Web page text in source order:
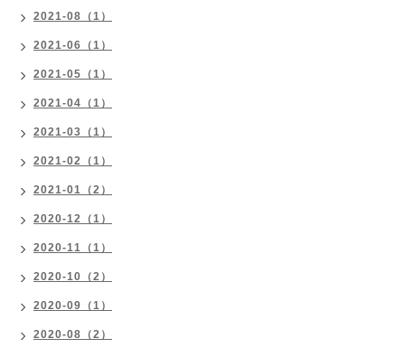
2021-08（1）
2021-06（1）
2021-05（1）
2021-04（1）
2021-03（1）
2021-02（1）
2021-01（2）
2020-12（1）
2020-11（1）
2020-10（2）
2020-09（1）
2020-08（2）